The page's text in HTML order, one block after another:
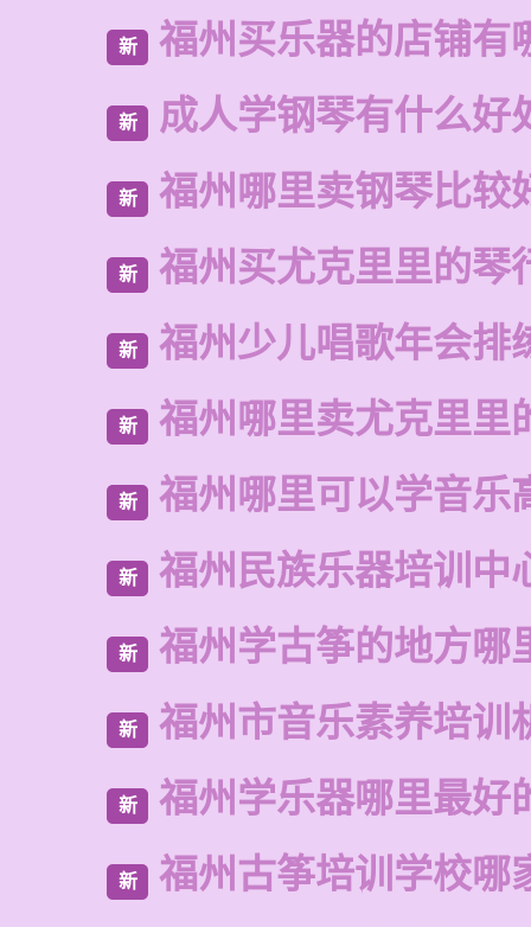
新 福州买乐器的店铺有
新 成人学钢琴有什么好
新 福州哪里卖钢琴比较
新 福州买尤克里里的琴
新 福州少儿唱歌年会排
新 福州哪里卖尤克里里
新 福州哪里可以学音乐
新 福州民族乐器培训中
新 福州学古筝的地方哪
新 福州市音乐素养培训
新 福州学乐器哪里最好
新 福州古筝培训学校哪